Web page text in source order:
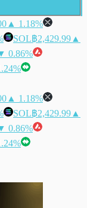
▲ 1.18%
SOL฿2,429.99 ▲
0.86%
▲ 1.18%
SOL฿2,429.99 ▲
0.86%